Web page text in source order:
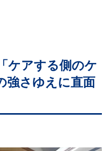
ケアする側のケ
強さゆえに直面